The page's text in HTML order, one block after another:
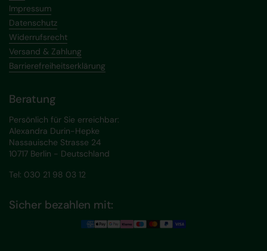
Impressum
Datenschutz
Widerrufsrecht
Versand & Zahlung
Barrierefreiheitserklärung
Beratung
Persönlich für Sie erreichbar:
Alexandra Durin-Hepke
Nassauische Strasse 24
10717 Berlin - Deutschland
Tel: 030 21 98 03 12
Sicher bezahlen mit: